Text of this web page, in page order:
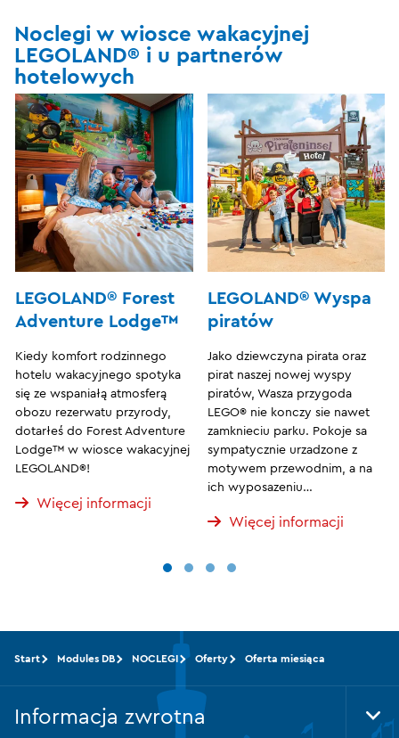
Noclegi w wiosce wakacyjnej
LEGOLAND® i u partnerów
hotelowych
LEGOLAND® Forest
Adventure Lodge™
Kiedy komfort rodzinnego
hotelu wakacyjnego spotyka
się ze wspaniałą atmosferą
obozu rezerwatu przyrody,
dotarłeś do Forest Adventure
Lodge™ w wiosce wakacyjnej
LEGOLAND®!
Więcej informacji
LEGOLAND® Wyspa
piratów
Jako dziewczyna pirata oraz
pirat naszej nowej wyspy
piratów, Wasza przygoda
LEGO® nie konczy sie nawet
zamknieciu parku. Pokoje sa
sympatycznie urzadzone z
motywem przewodnim, a na
ich wyposazeniu…
Więcej informacji
Start Modules DB NOCLEGI Oferty Oferta miesiąca
Informacja zwrotna